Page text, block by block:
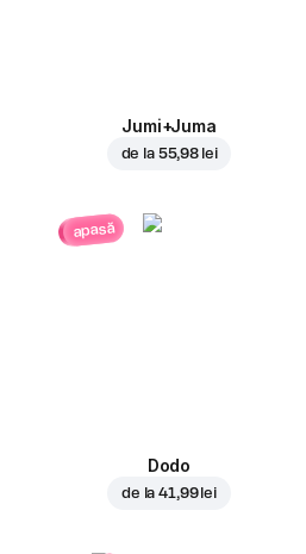
Jumi+Juma
de la 55,98 lei
apasă
Dodo
de la41,99 lei